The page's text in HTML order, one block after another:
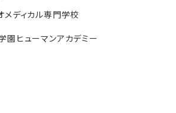
メディカル専門学校
園ヒューマンアカデミー